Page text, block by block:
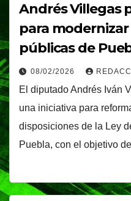
Andrés Villegas
para
públicas de
08/02/2026
El diputado Andrés Iván
una iniciativa para
disposiciones de la Ley
Puebla, con el objetivo